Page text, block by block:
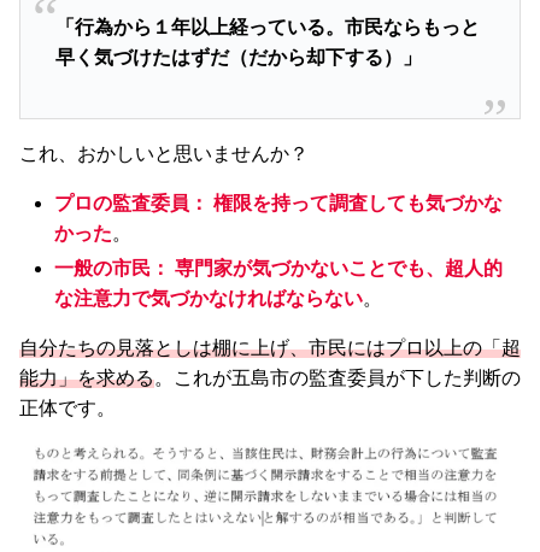
「行為から１年以上経っている。市民ならもっと
早く気づけたはずだ（だから却下する）」
これ、おかしいと思いませんか？
プロの監査委員： 権限を持って調査しても気づかな
かった。
一般の市民： 専門家が気づかないことでも、超人的
な注意力で気づかなければならない。
自分たちの見落としは棚に上げ、市民にはプロ以上の「超
能力」を求める。これが五島市の監査委員が下した判断の
正体です。